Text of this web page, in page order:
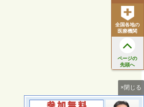
全国各地の
医療機関
ページの
先頭へ
×閉じる